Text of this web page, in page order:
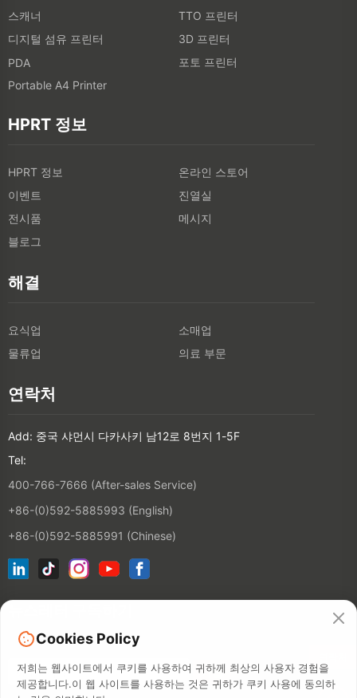
스캐너
TTO 프린터
디지털 섬유 프린터
3D 프린터
PDA
포토 프린터
Portable A4 Printer
HPRT 정보
HPRT 정보
온라인 스토어
이벤트
진열실
전시품
메시지
블로그
해결
요식업
소매업
물류업
의료 부문
연락처
Add: 중국 샤먼시 다카사키 남12로 8번지 1-5F
Tel:
400-766-7666 (After-sales Service)
+86-(0)592-5885993 (English)
+86-(0)592-5885991 (Chinese)
Cookies Policy
저희는 웹사이트에서 쿠키를 사용하여 귀하께 최상의 사용자 경험을
제공합니다.이 웹 사이트를 사용하는 것은 귀하가 쿠키 사용에 동의하